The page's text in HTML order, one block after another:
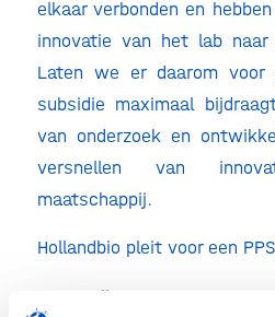
elkaar verbonden en
innovatie van het lab
Laten we er daarom voor
subsidie maximaal
van onderzoek en
versnellen van
maatschappij.
Hollandbio pleit voor een
Bedrijven centraal stelt